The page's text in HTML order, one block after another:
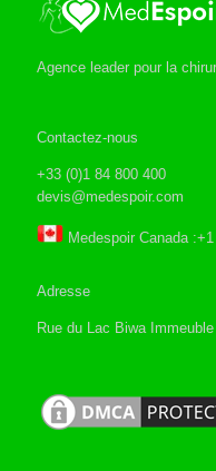
Agence leader pour la
Contactez-nous
+33 (0)1 84 800 400
devis@medespoir.com
Medespoir Canada
Adresse
Rue du Lac Biwa